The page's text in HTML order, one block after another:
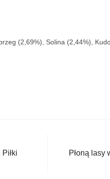
(2,69%), Solina (2,44%),
Płoną lasy